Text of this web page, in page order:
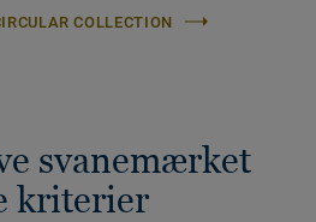
COLLECTION
svanemærket
kriterier